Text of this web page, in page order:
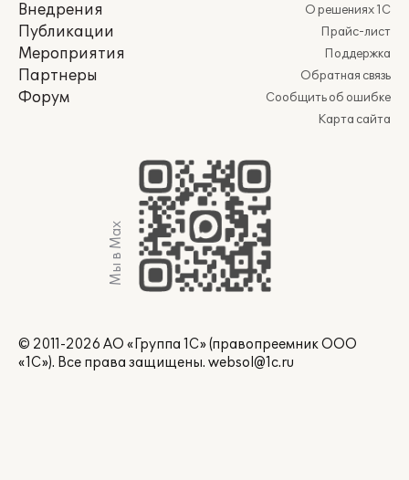
Внедрения
Публикации
Мероприятия
Партнеры
Форум
О решениях 1С
Прайс-лист
Поддержка
Обратная связь
Сообщить об ошибке
Карта сайта
Мы в Max
© 2011-2026 АО «Группа 1С» (правопреемник ООО
«1С»). Все права защищены. websol@1c.ru